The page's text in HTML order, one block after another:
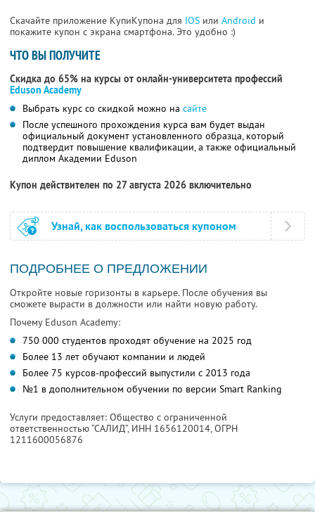
Скачайте приложение КупиКупона для IOS или Android и
покажите купон с экрана смартфона. Это удобно :)
ЧТО ВЫ ПОЛУЧИТЕ
Скидка до 65% на курсы от онлайн-университета профессий
Eduson Academy
Выбрать курс со скидкой можно на сайте
После успешного прохождения курса вам будет выдан
официальный документ установленного образца, который
подтвердит повышение квалификации, а также официальный
диплом Академии Eduson
Купон действителен по 27 августа 2026 включительно
Узнай, как воспользоваться купоном
ПОДРОБНЕЕ О ПРЕДЛОЖЕНИИ
Откройте новые горизонты в карьере. После обучения вы
сможете вырасти в должности или найти новую работу.
Почему Eduson Academy:
750 000 студентов проходят обучение на 2025 год
Более 13 лет обучают компании и людей
Более 75 курсов-профессий выпустили с 2013 года
№1 в дополнительном обучении по версии Smart Ranking
Услуги предоставляет: Общество с ограниченной
ответственностью “САЛИД”, ИНН 1656120014, ОГРН
1211600056876